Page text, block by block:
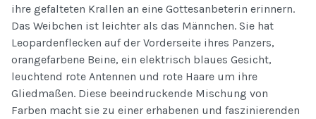
ihre gefalteten Krallen an eine Gottesanbeterin erinnern.
Das Weibchen ist leichter als das Männchen. Sie hat
Leopardenflecken auf der Vorderseite ihres Panzers,
orangefarbene Beine, ein elektrisch blaues Gesicht,
leuchtend rote Antennen und rote Haare um ihre
Gliedmaßen. Diese beeindruckende Mischung von
Farben macht sie zu einer erhabenen und faszinierenden